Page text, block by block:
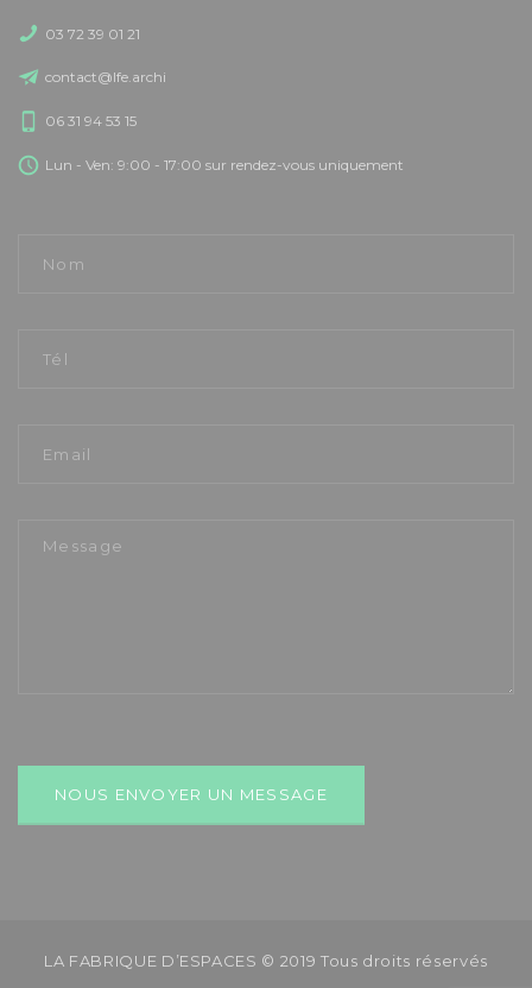
03 72 39 01 21
contact@lfe.archi
06 31 94 53 15
Lun - Ven: 9:00 - 17:00 sur rendez-vous uniquement
LA FABRIQUE D’ESPACES © 2019 Tous droits réservés